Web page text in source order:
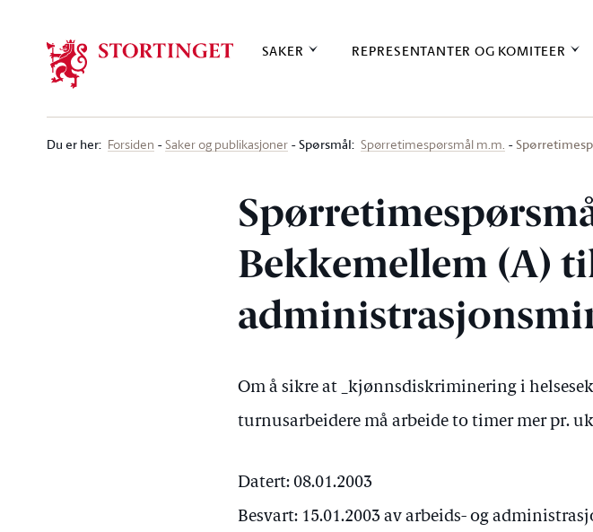
SAKER REPRESENTANTER OG KOMITEER
Du er her: Forsiden Saker og publikasjoner Spørsmål: Spørretimespørsmål m.m.
Bekkemellem (A)
Om å sikre at _kjønnsdiskriminering i
turnusarbeidere må arbeide to timer mer pr.
Datert: 08.01.2003
Besvart: 15.01.2003 av arbeids- og